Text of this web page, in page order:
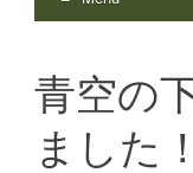
幕別
ホールで行わ
content
青空の
ました！